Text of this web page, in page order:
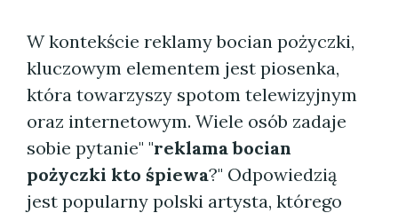
W kontekście reklamy bocian pożyczki,
kluczowym elementem jest piosenka,
która towarzyszy spotom telewizyjnym
oraz internetowym. Wiele osób zadaje
sobie pytanie" "reklama bocian
pożyczki kto śpiewa?" Odpowiedzią
jest popularny polski artysta, którego